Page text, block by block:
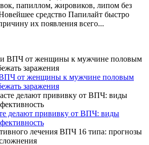
папиллом, жировиков, липом без
средство Папилайт быстро
их появления всего...
ВПЧ от женщины к мужчине половым
заражения
делают прививку от ВПЧ: виды